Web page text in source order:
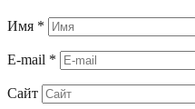
Имя *
E-mail *
Сайт